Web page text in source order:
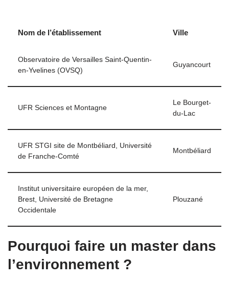
Nom de l’établissement Ville
Observatoire de Versailles Saint-Quentin-
en-Yvelines (OVSQ)
Guyancourt
UFR Sciences et Montagne
Le Bourget-
du-Lac
UFR STGI site de Montbéliard, Université
de Franche-Comté
Montbéliard
Institut universitaire européen de la mer,
Brest, Université de Bretagne
Occidentale
Plouzané
Pourquoi faire un master dans
l’environnement ?